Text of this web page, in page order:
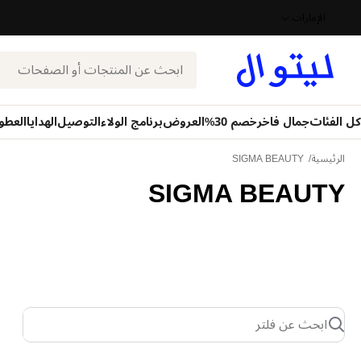
بحث
كل الفئاتجمال فاخرخصم 30% العروضبرنامج الولاءالتوصيلالهدايا
الرئيسية SIGMA BEAUTY
SIGMA BEAUTY
ابحث عن فلتر